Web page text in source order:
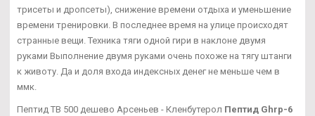
трисеты и дропсеты), снижение времени отдыха и уменьшение
времени тренировки. В последнее время на улице происходят
странные вещи. Техника тяги одной гири в наклоне двумя
руками Выполнение двумя руками очень похоже на тягу штанги
к животу. Да и доля входа индексных денег не меньше чем в
ммк.
Пептид TB 500 дешево Арсеньев - Кленбутерол Пептид Ghrp-6